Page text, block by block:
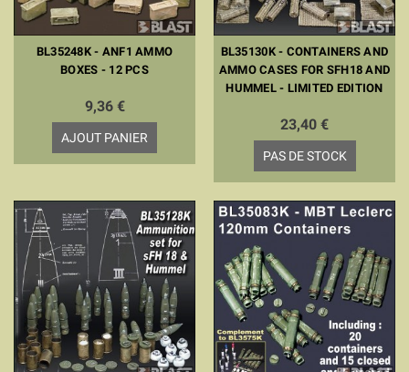
BL35248K - ANF1 AMMO
BOXES - 12 PCS
9,36 €
AJOUT PANIER
BL35130K - CONTAINERS AND
AMMO CASES FOR SFH18 AND
HUMMEL - LIMITED EDITION
23,40 €
PAS DE STOCK